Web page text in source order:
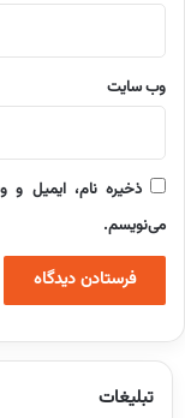
وب‌ سایت
ذخیره نام، ایمیل و
می‌نویسم.
تبلیغات